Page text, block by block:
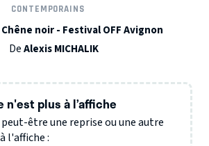
CONTEMPORAINS
noir - Festival OFF Avignon
DeAlexis MICHALIK
n'est plus à l’affiche
peut-être une reprise ou une autre
l'affiche :